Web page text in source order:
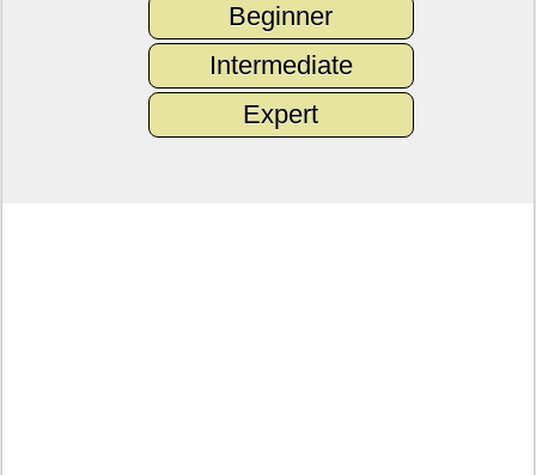
Beginner
Intermediate
Expert